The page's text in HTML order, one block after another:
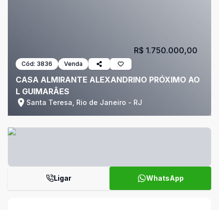
Cód: 3836 Venda
CASA ALMIRANTE ALEXANDRINO PRÓXIMO AO
L GUIMARÂES
Santa Teresa, Rio de Janeiro - RJ
R$ 1.750.000,00
Ligar WhatsApp